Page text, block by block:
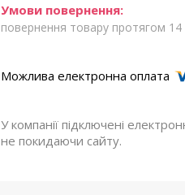
повернення товару протягом 14
У компанії підключені
не покидаючи сайту.